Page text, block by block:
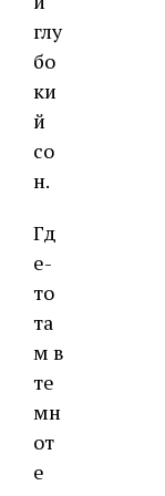
глу
бо
ки
й
со
н.
Гд
е-
то
та
м в
те
мн
от
е